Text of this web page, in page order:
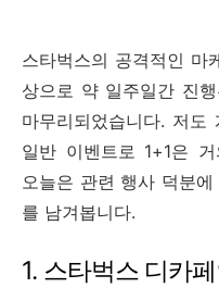
스타벅스의 공격적인 마
상으로 약 일주일간 진
마무리되었습니다. 저도
일반 이벤트로 1+1은
오늘은 관련 행사 덕분
를 남겨봅니다.
1. 스타벅스 디카